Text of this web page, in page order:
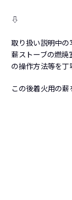
⇩
取り扱い説明中の
薪ストーブの燃
の操作方法等を丁
この後着火用の薪